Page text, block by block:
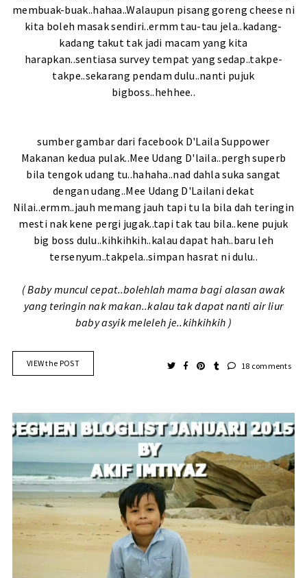
membuak-buak..hahaa..Walaupun pisang goreng cheese ni
kita boleh masak sendiri..ermm tau-tau jela..kadang-
kadang takut tak jadi macam yang kita
harapkan..sentiasa survey tempat yang sedap..takpe-
takpe..sekarang pendam dulu..nanti pujuk
bigboss..hehhee..
sumber gambar dari facebook D'Laila Suppower
Makanan kedua pulak..Mee Udang D'laila..pergh superb
bila tengok udang tu..hahaha..nad dahla suka sangat
dengan udang..Mee Udang D'Lailani dekat
Nilai..ermm..jauh memang jauh tapi tu la bila dah teringin
mesti nak kene pergi jugak..tapi tak tau bila..kene pujuk
big boss dulu..kihkihkih..kalau dapat hah..baru leh
tersenyum..takpela..simpan hasrat ni dulu..
( Baby muncul cepat..bolehlah mama bagi alasan awak
yang teringin nak makan..kalau tak dapat nanti air liur
baby asyik meleleh je..kihkihkih )
VIEW the POST 18 comments